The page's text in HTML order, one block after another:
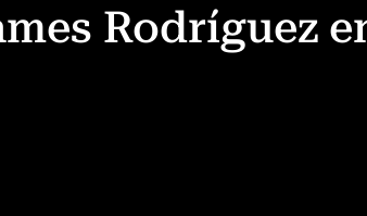
Rodríguez